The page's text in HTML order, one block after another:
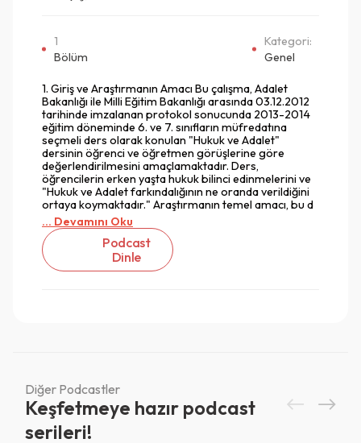
1
Bölüm
Kategori:
Genel
1. Giriş ve Araştırmanın Amacı Bu çalışma, Adalet
Bakanlığı ile Milli Eğitim Bakanlığı arasında 03.12.2012
tarihinde imzalanan protokol sonucunda 2013-2014
eğitim döneminde 6. ve 7. sınıfların müfredatına
seçmeli ders olarak konulan "Hukuk ve Adalet"
dersinin öğrenci ve öğretmen görüşlerine göre
değerlendirilmesini amaçlamaktadır. Ders,
öğrencilerin erken yaşta hukuk bilinci edinmelerini ve
"Hukuk ve Adalet farkındalığının ne oranda verildiğini
ortaya koymaktadır." Araştırmanın temel amacı, bu d
... Devamını Oku
Podcast
Dinle
Diğer Podcastler
Keşfetmeye hazır podcast
serileri!
Giriş
Vazgeç